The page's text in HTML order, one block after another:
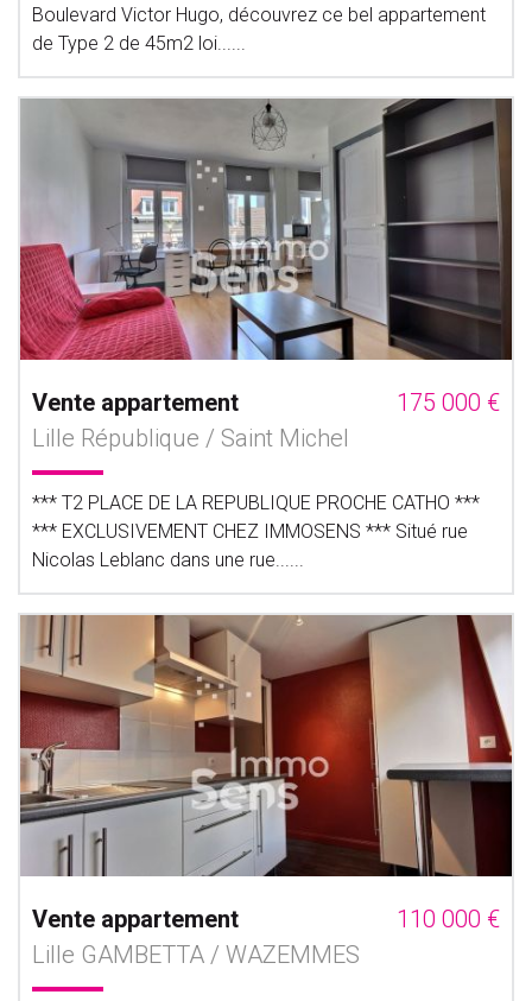
Boulevard Victor Hugo, découvrez ce bel appartement
de Type 2 de 45m2 loi......
Vente appartement
175 000 €
Lille République / Saint Michel
*** T2 PLACE DE LA REPUBLIQUE PROCHE CATHO ***
*** EXCLUSIVEMENT CHEZ IMMOSENS *** Situé rue
Nicolas Leblanc dans une rue......
Vente appartement
110 000 €
Lille GAMBETTA / WAZEMMES